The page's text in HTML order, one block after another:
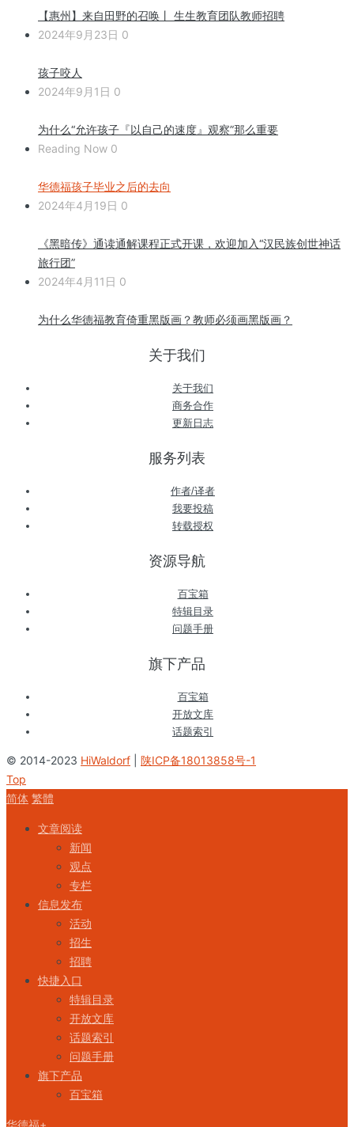
【惠州】来自田野的召唤丨 生生教育团队教师招聘
2024年9月23日 0
孩子咬人
2024年9月1日 0
为什么“允许孩子『以自己的速度』观察”那么重要
Reading Now 0
华德福孩子毕业之后的去向
2024年4月19日 0
《黑暗传》通读通解课程正式开课，欢迎加入“汉民族创世神话
旅行团”
2024年4月11日 0
为什么华德福教育倚重黑版画？教师必须画黑版画？
关于我们
关于我们
商务合作
更新日志
服务列表
作者/译者
我要投稿
转载授权
资源导航
百宝箱
特辑目录
问题手册
旗下产品
百宝箱
开放文库
话题索引
© 2014-2023 HiWaldorf
陕ICP备18013858号-1
Top
简体 繁體
文章阅读
新闻
观点
专栏
信息发布
活动
招生
招聘
快捷入口
特辑目录
开放文库
话题索引
问题手册
旗下产品
百宝箱
华德福+